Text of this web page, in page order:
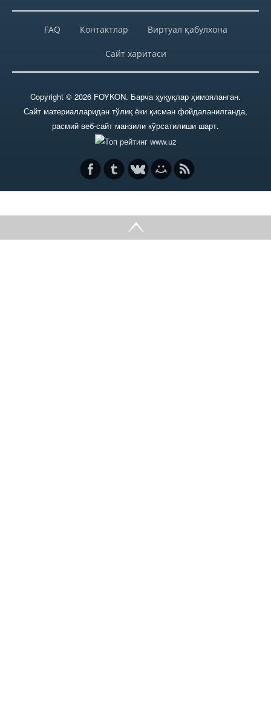
Қабул қилинган қарорлар
ОММАВИЙ ТАДБИРЛАР
Онлайн-мурожаат
FAQ Контактлар Виртуал қабулхона
Сайт харитаси
Copyright © 2026 FOYKON. Барча ҳуқуқлар ҳимояланган.
Сайт материалларидан тўлиқ ёки қисман фойдаланилганда,
расмий веб-сайт манзили кўрсатилиши шарт.